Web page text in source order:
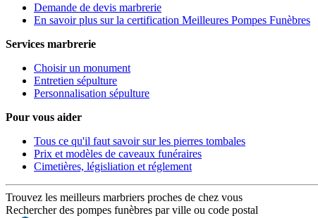
Demande de devis marbrerie
En savoir plus sur la certification Meilleures Pompes Funèbres
Services marbrerie
Choisir un monument
Entretien sépulture
Personnalisation sépulture
Pour vous aider
Tous ce qu'il faut savoir sur les pierres tombales
Prix et modèles de caveaux funéraires
Cimetières, législiation et réglement
Trouvez les meilleurs marbriers proches de chez vous
Rechercher des pompes funèbres par ville ou code postal